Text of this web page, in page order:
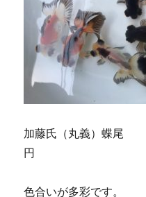
加藤氏（丸義）蝶尾
円
色合いが多彩です。